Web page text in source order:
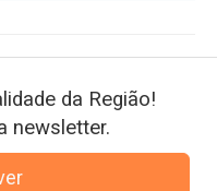
da Região!
newsletter.